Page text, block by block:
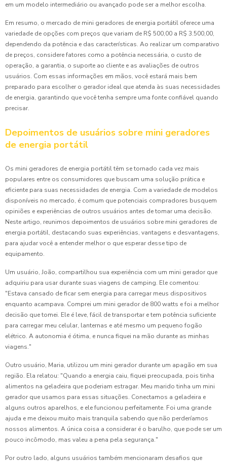
em um modelo intermediário ou avançado pode ser a melhor escolha.
Em resumo, o mercado de mini geradores de energia portátil oferece uma
variedade de opções com preços que variam de R$ 500,00 a R$ 3.500,00,
dependendo da potência e das características. Ao realizar um comparativo
de preços, considere fatores como a potência necessária, o custo de
operação, a garantia, o suporte ao cliente e as avaliações de outros
usuários. Com essas informações em mãos, você estará mais bem
preparado para escolher o gerador ideal que atenda às suas necessidades
de energia, garantindo que você tenha sempre uma fonte confiável quando
precisar.
Depoimentos de usuários sobre mini geradores
de energia portátil
Os mini geradores de energia portátil têm se tornado cada vez mais
populares entre os consumidores que buscam uma solução prática e
eficiente para suas necessidades de energia. Com a variedade de modelos
disponíveis no mercado, é comum que potenciais compradores busquem
opiniões e experiências de outros usuários antes de tomar uma decisão.
Neste artigo, reunimos depoimentos de usuários sobre mini geradores de
energia portátil, destacando suas experiências, vantagens e desvantagens,
para ajudar você a entender melhor o que esperar desse tipo de
equipamento.
Um usuário, João, compartilhou sua experiência com um mini gerador que
adquiriu para usar durante suas viagens de camping. Ele comentou:
"Estava cansado de ficar sem energia para carregar meus dispositivos
enquanto acampava. Comprei um mini gerador de 800 watts e foi a melhor
decisão que tomei. Ele é leve, fácil de transportar e tem potência suficiente
para carregar meu celular, lanternas e até mesmo um pequeno fogão
elétrico. A autonomia é ótima, e nunca fiquei na mão durante as minhas
viagens."
Outro usuário, Maria, utilizou um mini gerador durante um apagão em sua
região. Ela relatou: "Quando a energia caiu, fiquei preocupada, pois tinha
alimentos na geladeira que poderiam estragar. Meu marido tinha um mini
gerador que usamos para essas situações. Conectamos a geladeira e
alguns outros aparelhos, e ele funcionou perfeitamente. Foi uma grande
ajuda e me deixou muito mais tranquila sabendo que não perderíamos
nossos alimentos. A única coisa a considerar é o barulho, que pode ser um
pouco incômodo, mas valeu a pena pela segurança."
Por outro lado, alguns usuários também mencionaram desafios que